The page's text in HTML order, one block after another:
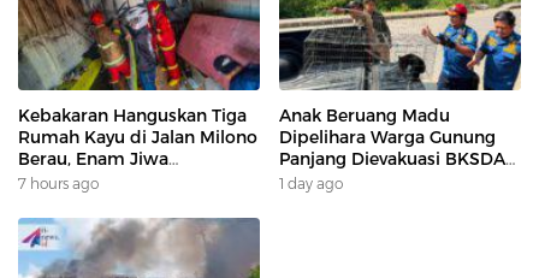
Kebakaran Hanguskan Tiga
Rumah Kayu di Jalan Milono
Berau, Enam Jiwa
Terdampak
7 hours ago
Anak Beruang Madu
Dipelihara Warga Gunung
Panjang Dievakuasi BKSDA
Dan DAMKAR
1 day ago